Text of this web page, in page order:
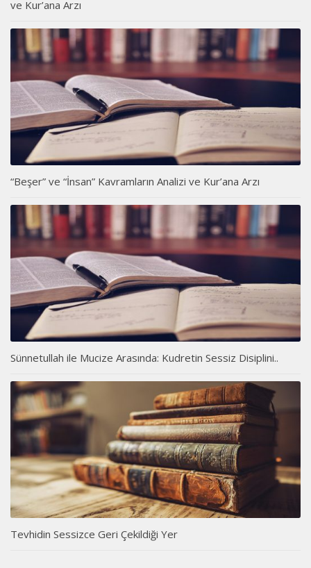
ve Kur’ana Arzı
“Beşer” ve “İnsan” Kavramların Analizi ve Kur’ana Arzı
Sünnetullah ile Mucize Arasında: Kudretin Sessiz Disiplini..
Tevhidin Sessizce Geri Çekildiği Yer